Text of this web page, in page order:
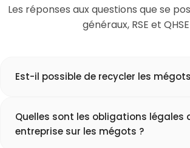
Les réponses aux questions que se
généraux, RSE et QHSE
Est-il possible de recycler les
Quelles sont les obligations légales
entreprise sur les mégots ?